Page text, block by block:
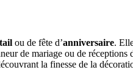
ou de fête d’anniversaire.
de mariage ou de
la finesse de la